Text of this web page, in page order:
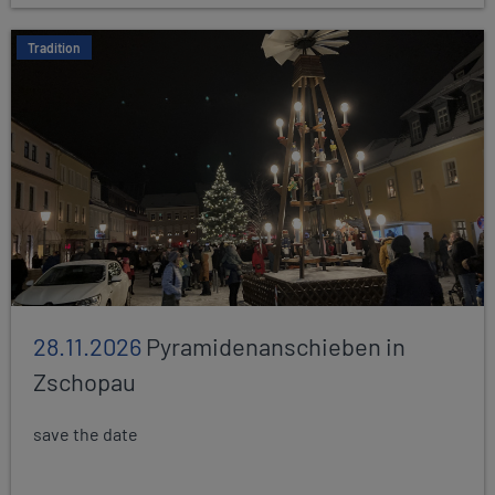
Tradition
28.11.2026 Pyramidenanschieben in
Zschopau
save the date